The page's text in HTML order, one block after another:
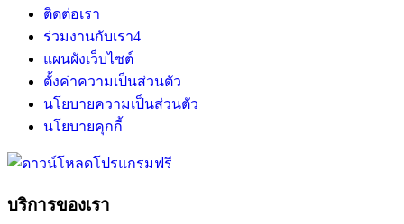
ติดต่อเรา
ร่วมงานกับเรา4
แผนผังเว็บไซต์
ตั้งค่าความเป็นส่วนตัว
นโยบายความเป็นส่วนตัว
นโยบายคุกกี้
บริการของเรา